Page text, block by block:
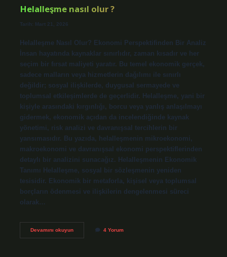
Helalleşme nasıl olur ?
Tarih: Mart 21, 2026
Helalleşme Nasıl Olur? Ekonomi Perspektifinden Bir Analiz
İnsan hayatında kaynaklar sınırlıdır, zaman kısadır ve her
seçim bir fırsat maliyeti yaratır. Bu temel ekonomik gerçek,
sadece malların veya hizmetlerin dağılımı ile sınırlı
değildir; sosyal ilişkilerde, duygusal sermayede ve
toplumsal etkileşimlerde de geçerlidir. Helalleşme, yani bir
kişiyle arasındaki kırgınlığı, borcu veya yanlış anlaşılmayı
gidermek, ekonomik açıdan da incelendiğinde kaynak
yönetimi, risk analizi ve davranışsal tercihlerin bir
yansımasıdır. Bu yazıda, helalleşmenin mikroekonomi,
makroekonomi ve davranışsal ekonomi perspektiflerinden
detaylı bir analizini sunacağız. Helalleşmenin Ekonomik
Tanımı Helalleşme, sosyal bir sözleşmenin yeniden
tesisidir. Ekonomik bir metaforla, kişisel veya toplumsal
borçların ödenmesi ve ilişkilerin dengelenmesi süreci
olarak…
Devamını okuyunHelalleşme
4 Yorum